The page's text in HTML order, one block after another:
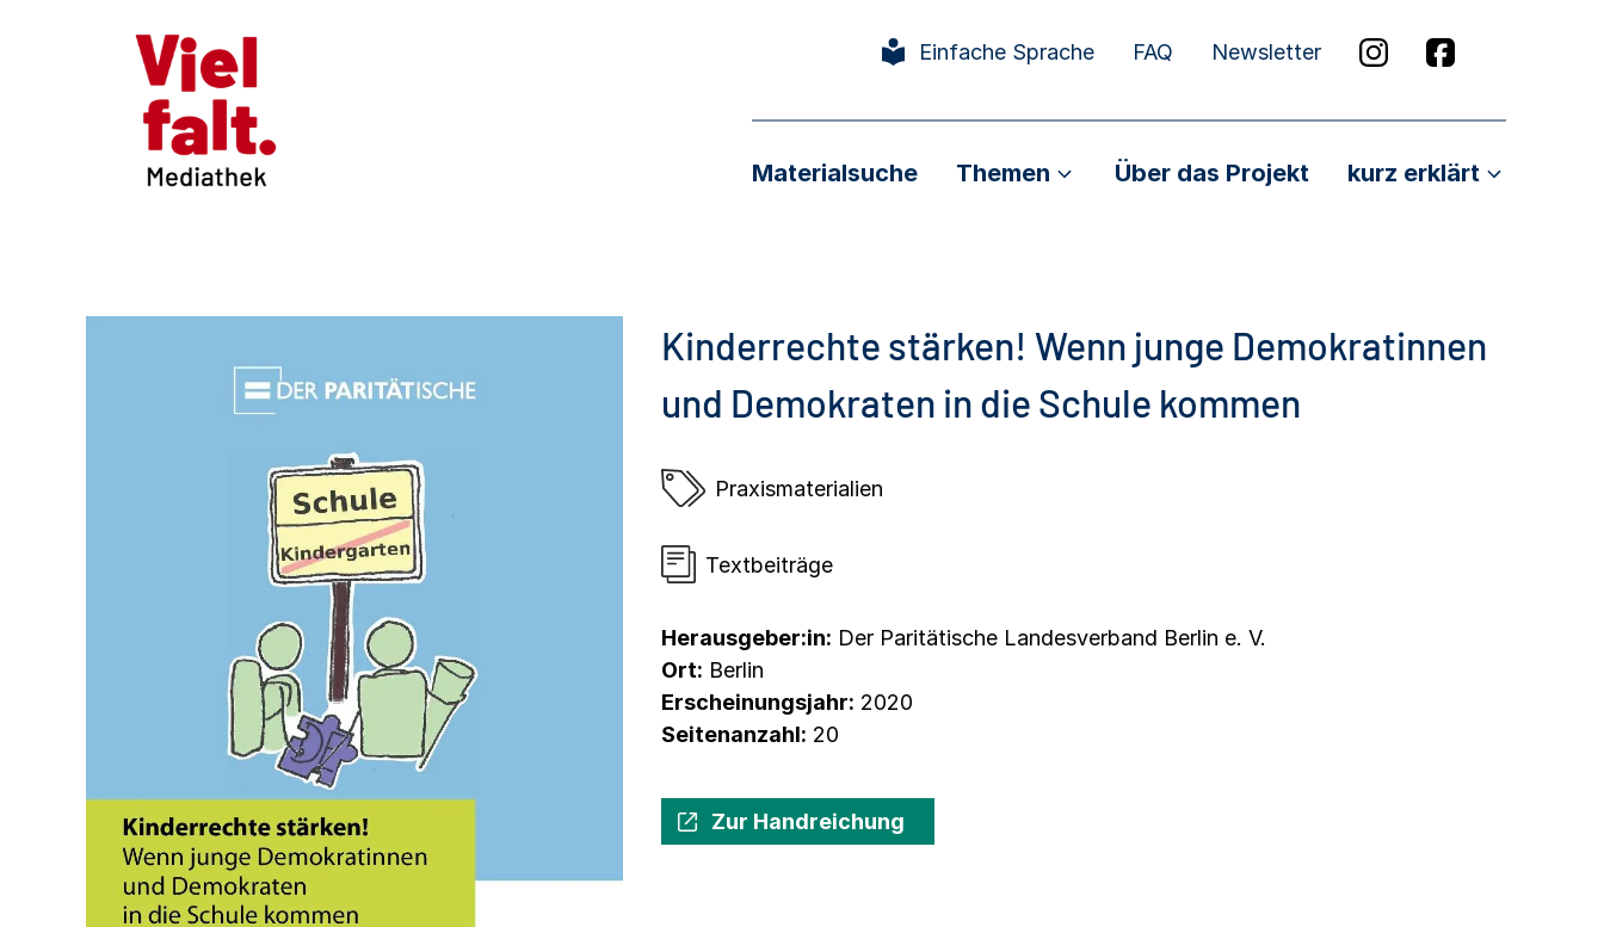
Einfache Sprache FAQ Newsletter
Materialsuche Themen Über das Projekt kurz erklärt
Kinderrechte stärken! Wenn junge Demokratinnen
und Demokraten in die Schule kommen
Praxismaterialien
Textbeiträge
Herausgeber:in: Der Paritätische Landesverband Berlin e. V.
Ort: Berlin
Erscheinungsjahr: 2020
Seitenanzahl: 20
Zur Handreichung